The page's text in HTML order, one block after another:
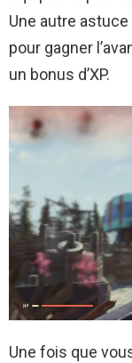
Une autre
pour gagner
un bonus d’XP.
Une fois que